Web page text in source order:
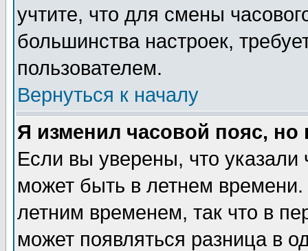
учтите, что для смены
большинства настроек,
пользователем.
Вернуться к началу
Я изменил часовой пояс,
Если вы уверены, что указали
может быть в летнем
летним временем, так что в
может появляться разница в